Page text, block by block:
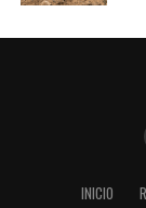
INICIO